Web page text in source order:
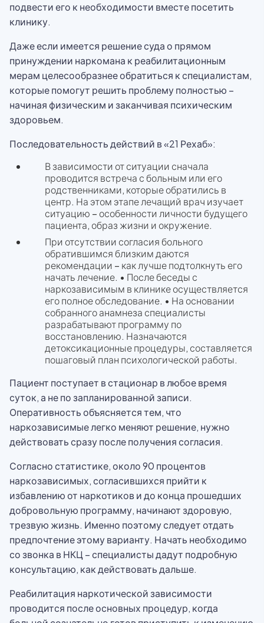
подвести его к необходимости вместе посетить
клинику.
Даже если имеется решение суда о прямом
принуждении наркомана к реабилитационным
мерам целесообразнее обратиться к специалистам,
которые помогут решить проблему полностью –
начиная физическим и заканчивая психическим
здоровьем.
Последовательность действий в «21 Рехаб»:
В зависимости от ситуации сначала
проводится встреча с больным или его
родственниками, которые обратились в
центр. На этом этапе лечащий врач изучает
ситуацию – особенности личности будущего
пациента, образ жизни и окружение.
При отсутствии согласия больного
обратившимся близким даются
рекомендации – как лучше подтолкнуть его
начать лечение. • После беседы с
наркозависимым в клинике осуществляется
его полное обследование. • На основании
собранного анамнеза специалисты
разрабатывают программу по
восстановлению. Назначаются
детоксикационные процедуры, составляется
пошаговый план психологической работы.
Пациент поступает в стационар в любое время
суток, а не по запланированной записи.
Оперативность объясняется тем, что
наркозависимые легко меняют решение, нужно
действовать сразу после получения согласия.
Согласно статистике, около 90 процентов
наркозависимых, согласившихся прийти к
избавлению от наркотиков и до конца прошедших
добровольную программу, начинают здоровую,
трезвую жизнь. Именно поэтому следует отдать
предпочтение этому варианту. Начать необходимо
со звонка в НКЦ – специалисты дадут подробную
консультацию, как действовать дальше.
Реабилитация наркотической зависимости
проводится после основных процедур, когда